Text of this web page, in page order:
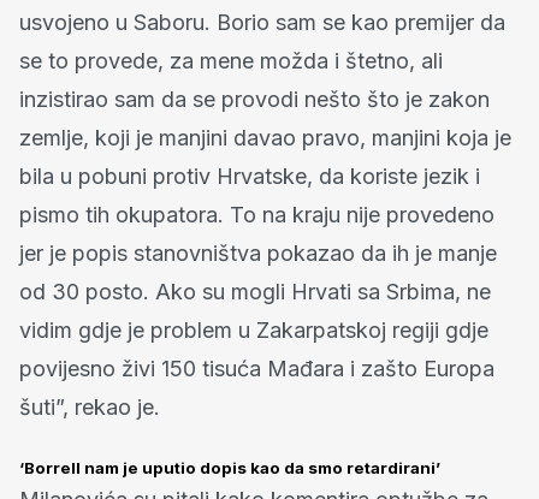
usvojeno u Saboru. Borio sam se kao premijer da
se to provede, za mene možda i štetno, ali
inzistirao sam da se provodi nešto što je zakon
zemlje, koji je manjini davao pravo, manjini koja je
bila u pobuni protiv Hrvatske, da koriste jezik i
pismo tih okupatora. To na kraju nije provedeno
jer je popis stanovništva pokazao da ih je manje
od 30 posto. Ako su mogli Hrvati sa Srbima, ne
vidim gdje je problem u Zakarpatskoj regiji gdje
povijesno živi 150 tisuća Mađara i zašto Europa
šuti”, rekao je.
‘Borrell nam je uputio dopis kao da smo retardirani’